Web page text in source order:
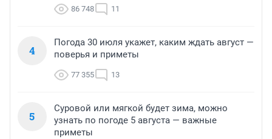
86 748 11
4
Погода 30 июля укажет, каким ждать август —
поверья и приметы
77 355 13
5
Суровой или мягкой будет зима, можно
узнать по погоде 5 августа — важные
приметы